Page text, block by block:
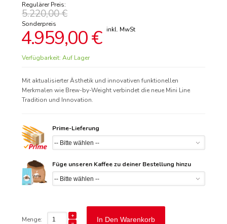
Regulärer Preis:
5.220,00 €
Sonderpreis
4.959,00 €
Verfügbarkeit: Auf Lager
Mit aktualisierter Ästhetik und innovativen funktionellen
Merkmalen wie Brew-by-Weight verbindet die neue Mini Line
Tradition und Innovation.
Prime-Lieferung
Füge unseren Kaffee zu deiner Bestellung hinzu
Menge: In Den Warenkorb